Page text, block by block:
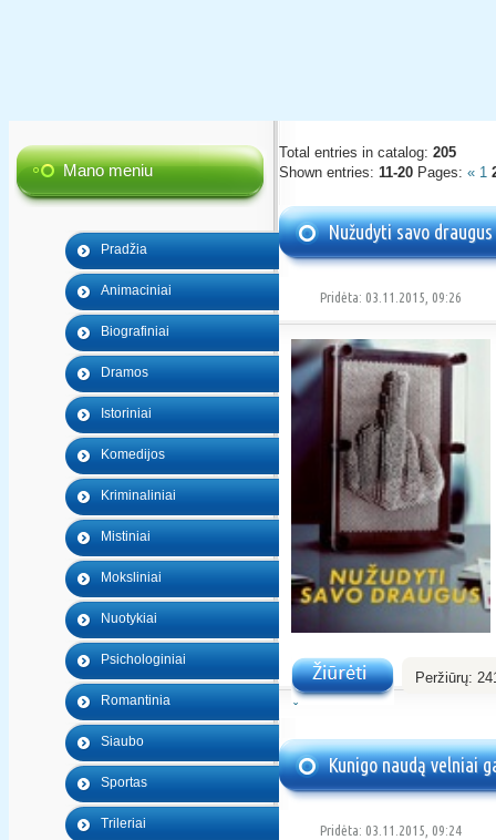
Mano meniu
Pradžia
Animaciniai
Biografiniai
Dramos
Istoriniai
Komedijos
Kriminaliniai
Mistiniai
Moksliniai
Nuotykiai
Psichologiniai
Romantinia
Siaubo
Sportas
Trileriai
Total entries in catalog: 205
Shown entries: 11-20 Pages: « 1
Nužudyti savo draugus
Pridėta: 03.11.2015, 09:26
Peržiūrų:
Kunigo naudą velniai
Pridėta: 03.11.2015, 09:24